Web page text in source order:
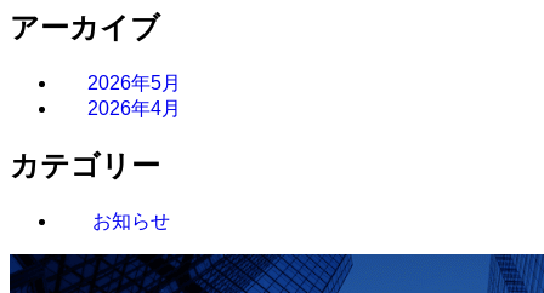
アーカイブ
2026年5月
2026年4月
カテゴリー
お知らせ